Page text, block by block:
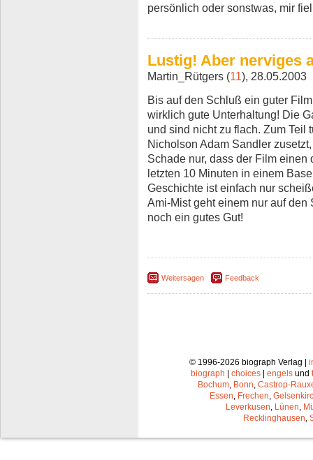
persönlich oder sonstwas, mir
Lustig! Aber nerviges
Martin_Rütgers (11), 28.05.2003
Bis auf den Schluß ein guter
wirklich gute Unterhaltung! Die
und sind nicht zu flach. Zum Teil
Nicholson Adam Sandler
Schade nur, dass der Film
letzten 10 Minuten in einem
Geschichte ist einfach nur
Ami-Mist geht einem nur auf den
noch ein gutes Gut!
Weitersagen Feedback
© 1996-2026 biograph Verlag |
biograph | choices | engels und
Bochum Bonn Castrop-
Essen Frechen
Leverkusen Lünen
Recklinghausen